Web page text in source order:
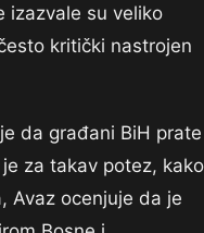
izazvale su veliko
kritički nastrojen
da građani BiH prate
za takav potez, kako
Avaz ocenjuje da je